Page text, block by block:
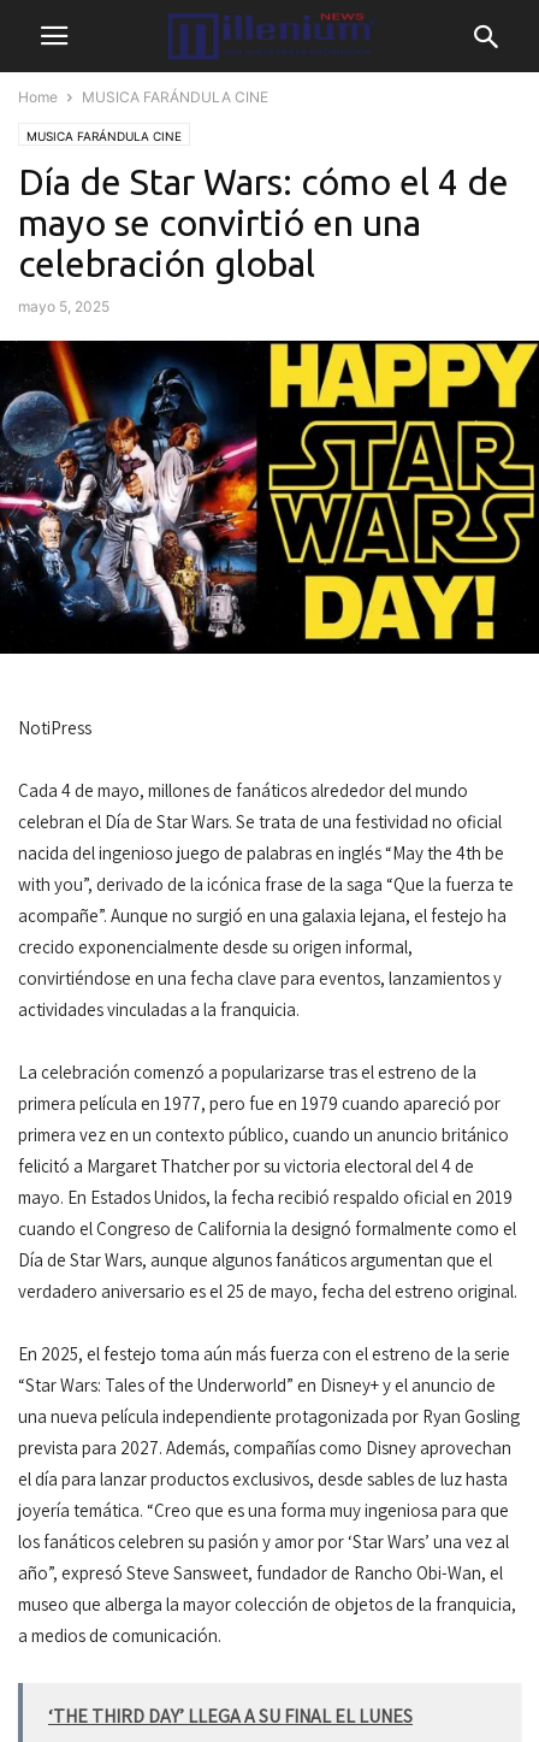
Home MUSICA FARÁNDULA CINE
MUSICA FARÁNDULA CINE
Día de Star Wars: cómo el 4 de
mayo se convirtió en una
celebración global
mayo 5, 2025
NotiPress
Cada 4 de mayo, millones de fanáticos alrededor del mundo
celebran el Día de Star Wars. Se trata de una festividad no oficial
nacida del ingenioso juego de palabras en inglés “May the 4th be
with you”, derivado de la icónica frase de la saga “Que la fuerza te
acompañe”. Aunque no surgió en una galaxia lejana, el festejo ha
crecido exponencialmente desde su origen informal,
convirtiéndose en una fecha clave para eventos, lanzamientos y
actividades vinculadas a la franquicia.
La celebración comenzó a popularizarse tras el estreno de la
primera película en 1977, pero fue en 1979 cuando apareció por
primera vez en un contexto público, cuando un anuncio británico
felicitó a Margaret Thatcher por su victoria electoral del 4 de
mayo. En Estados Unidos, la fecha recibió respaldo oficial en 2019
cuando el Congreso de California la designó formalmente como el
Día de Star Wars, aunque algunos fanáticos argumentan que el
verdadero aniversario es el 25 de mayo, fecha del estreno original.
En 2025, el festejo toma aún más fuerza con el estreno de la serie
“Star Wars: Tales of the Underworld” en Disney+ y el anuncio de
una nueva película independiente protagonizada por Ryan Gosling
prevista para 2027. Además, compañías como Disney aprovechan
el día para lanzar productos exclusivos, desde sables de luz hasta
joyería temática. “Creo que es una forma muy ingeniosa para que
los fanáticos celebren su pasión y amor por ‘Star Wars’ una vez al
año”, expresó Steve Sansweet, fundador de Rancho Obi-Wan, el
museo que alberga la mayor colección de objetos de la franquicia,
a medios de comunicación.
‘THE THIRD DAY’ LLEGA A SU FINAL EL LUNES